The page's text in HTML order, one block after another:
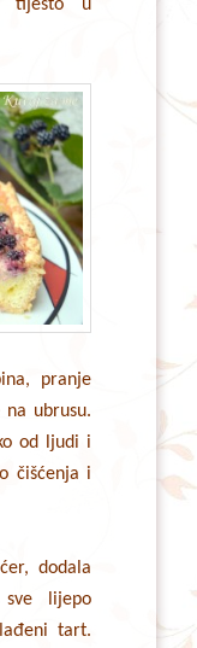
tijesto u
pranje
ubrusu.
od ljudi i
čišćenja i
dodala
lijepo
tart.